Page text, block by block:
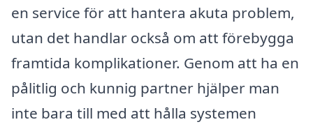
en service för att hantera akuta problem,
utan det handlar också om att förebygga
framtida komplikationer. Genom att ha en
pålitlig och kunnig partner hjälper man
inte bara till med att hålla systemen